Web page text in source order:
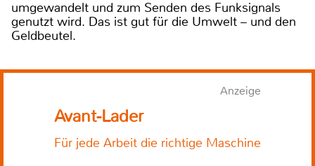
umgewandelt und zum Senden des Funksignals
genutzt wird. Das ist gut für die Umwelt – und den
Geldbeutel.
Anzeige
Avant-Lader
Für jede Arbeit die richtige Maschine